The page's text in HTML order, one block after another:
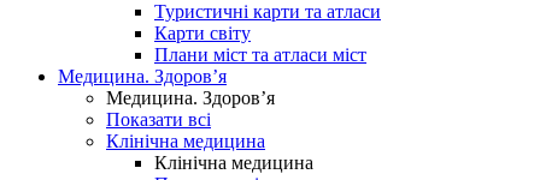
Туристичні карти та атласи
Карти світу
Плани міст та атласи міст
Медицина. Здоров’я
Медицина. Здоров’я
Показати всі
Клінічна медицина
Клінічна медицина